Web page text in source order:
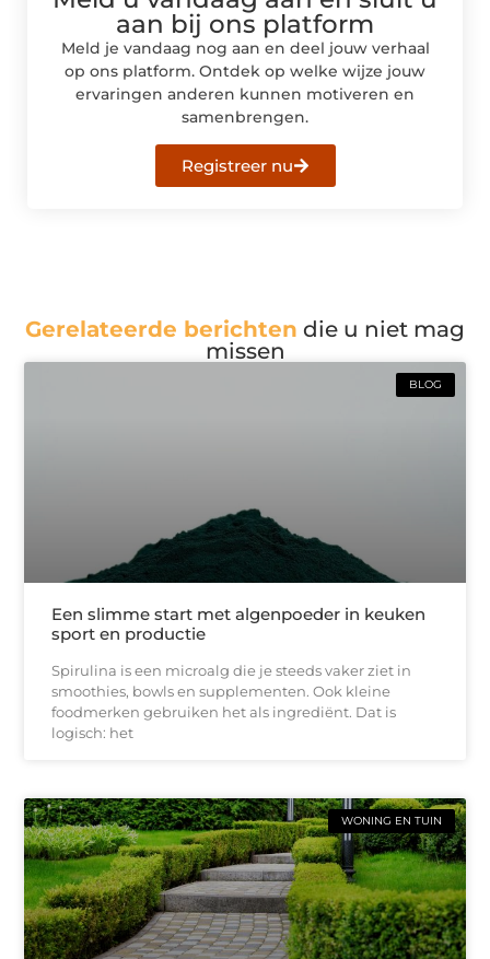
aan bij ons platform
Meld je vandaag nog aan en deel jouw verhaal
op ons platform. Ontdek op welke wijze jouw
ervaringen anderen kunnen motiveren en
samenbrengen.
Registreer nu
Gerelateerde berichten die u niet mag
missen
BLOG
Een slimme start met algenpoeder in keuken
sport en productie
Spirulina is een microalg die je steeds vaker ziet in
smoothies, bowls en supplementen. Ook kleine
foodmerken gebruiken het als ingrediënt. Dat is
logisch: het
WONING EN TUIN